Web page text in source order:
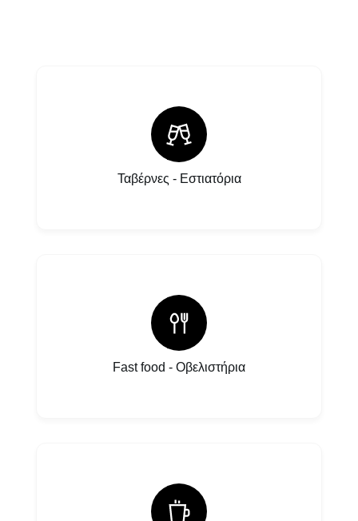
Ταβέρνες - Εστιατόρια
Fast food - Οβελιστήρια